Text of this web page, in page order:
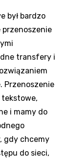
był bardzo
przenoszenie
transfery i
Przenoszenie
i mamy do
gdy chcemy
do sieci,